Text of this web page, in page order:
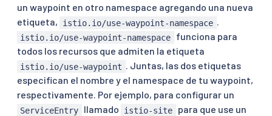
un waypoint en otro namespace agregando una nueva
etiqueta,
istio.io/use-waypoint-namespace .
istio.io/use-waypoint-namespace
funciona para
todos los recursos que admiten la etiqueta
istio.io/use-waypoint . Juntas, las dos etiquetas
especifican el nombre y el namespace de tu waypoint,
respectivamente. Por ejemplo, para configurar un
ServiceEntry llamado istio-site
para que use un